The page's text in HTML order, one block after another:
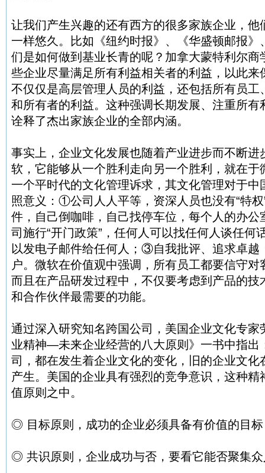
让我们产生兴趣的还有西方的很多家族企业，他
一样悠久。比如《纽约时报》、《华盛顿邮报
们是如何做到基业长青的呢？加拿大蒙特利尔商
些企业尽量满足所有利益相关者的利益，以此
不仅仅是高层管理人员的利益，还包括所有员工
和所有者的利益。这种强调长期发展、注重所有
诠释了杰出家族企业的全部内涵。
事实上，企业文化发展也随着产业进步而不断进
软，它能够从一个胜利走向另一个胜利，就在于
一个平时代的文化管理诉求，其文化管理对于
照意义：①公司人人平等，资深人员也没有“特
件，自己倒咖啡，自己找停车位，每个人的办
司施行“开门政策”，任何人可以找任何人谈任何
以发电子邮件给任何人；③自我批评、追求卓
户。微软在价值观中强调，所有员工都要信守
而且在产品研发过程中，不仅要考虑到产品的技
和合作伙伴最需要的功能。
通过深入研究知名跨国公司，美国企业文化专家
业精神—未来企业经营的八大原则》一书中指出
司，都在发生着企业文化的变化，旧的企业文化
产生。美国的企业具有强烈的竞争意识，这种
值原则之中。
◎ 目标原则，成功的企业必须具备有价值的目标
◎ 共识原则，企业成功与否，要看它能否聚集